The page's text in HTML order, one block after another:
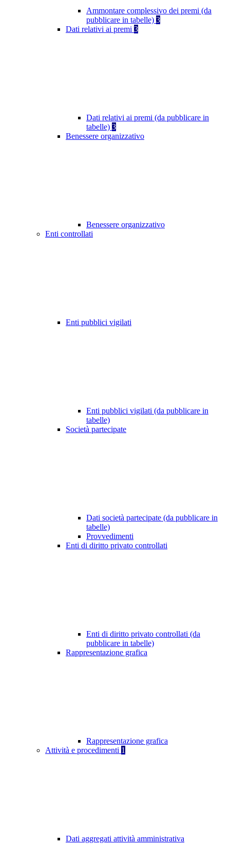
Ammontare complessivo dei premi (da
pubblicare in tabelle) 3
Dati relativi ai premi 3
Dati relativi ai premi (da pubblicare in
tabelle) 3
Benessere organizzativo
Benessere organizzativo
Enti controllati
Enti pubblici vigilati
Enti pubblici vigilati (da pubblicare in
tabelle)
Società partecipate
Dati società partecipate (da pubblicare in
tabelle)
Provvedimenti
Enti di diritto privato controllati
Enti di diritto privato controllati (da
pubblicare in tabelle)
Rappresentazione grafica
Rappresentazione grafica
Attività e procedimenti 1
Dati aggregati attività amministrativa